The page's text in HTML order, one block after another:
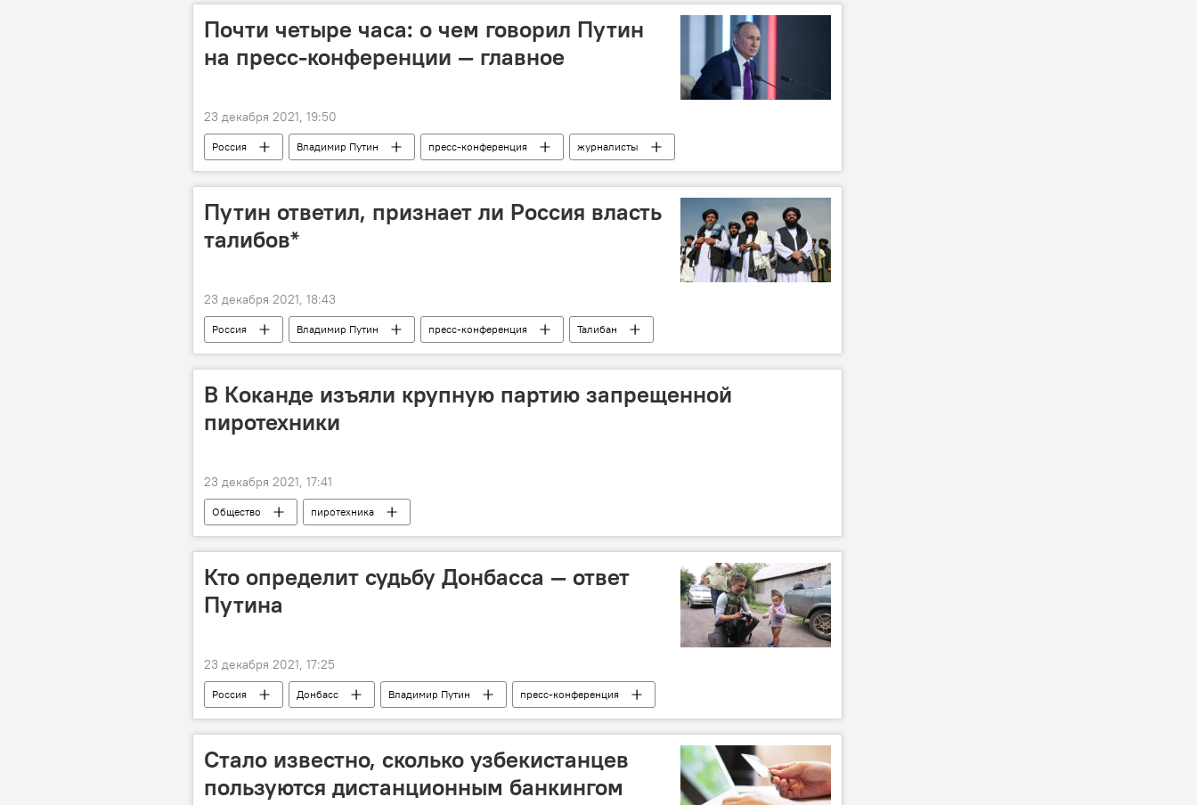
Почти четыре часа: о чем говорил Путин
на пресс-конференции — главное
23 декабря 2021, 19:50
Россия Владимир Путин пресс-конференция журналисты
Путин ответил, признает ли Россия власть
талибов*
23 декабря 2021, 18:43
Россия Владимир Путин пресс-конференция Талибан
В Коканде изъяли крупную партию запрещенной
пиротехники
23 декабря 2021, 17:41
Общество пиротехника
Кто определит судьбу Донбасса — ответ
Путина
23 декабря 2021, 17:25
Россия Донбасс Владимир Путин пресс-конференция
Стало известно, сколько узбекистанцев
пользуются дистанционным банкингом